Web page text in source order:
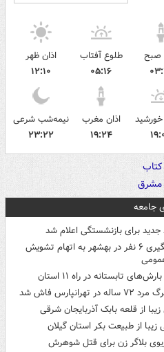
صبح
طلوع آفتاب
۰۵:۱۶
اذان ظهر
۱۲:۱۰
اذان مغرب
۱۹:۲۴
نیمه‌شب شرعی
۲۳:۲۲
جامعه
برای بازنشستگی اعلام شد
دستگیری ۶ نفر در بهشهر به اتهام تشویش
تابستانه در راه ۱۱ استان
در تهرانپارس فاش شد
زیبا از قلعه بابک آذربایجان شرقی
زیبا از طبیعت بکر استان گیلان
بلاگر زن برای قتل شوهرش